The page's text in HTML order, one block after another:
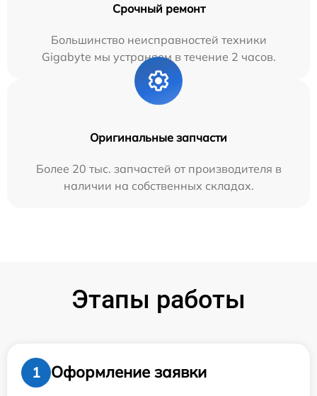
Срочный ремонт
Большинство неисправностей техники
Gigabyte мы устраняем в течение 2 часов.
Оригинальные запчасти
Более 20 тыс. запчастей от производителя в
наличии на собственных складах.
Этапы работы
1
Оформление заявки